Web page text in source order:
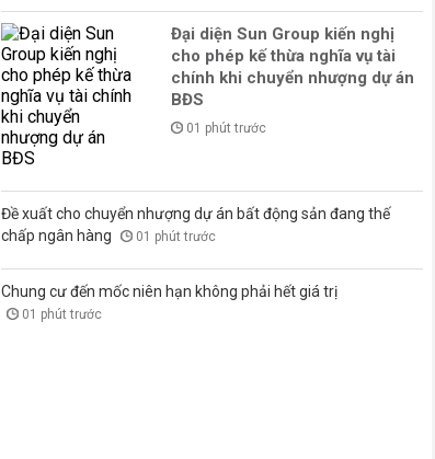
Đại diện Sun Group kiến nghị
cho phép kế thừa nghĩa vụ tài
chính khi chuyển nhượng dự án
BĐS
01 phút trước
Đề xuất cho chuyển nhượng dự án bất động sản đang thế
chấp ngân hàng
01 phút trước
Chung cư đến mốc niên hạn không phải hết giá trị
01 phút trước